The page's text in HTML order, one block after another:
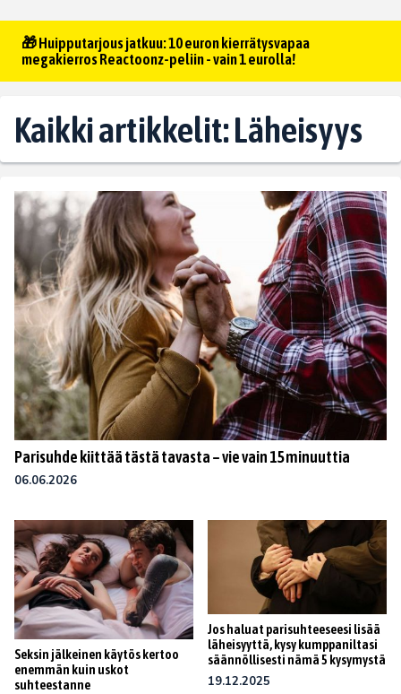
🎁 Huipputarjous jatkuu: 10 euron kierrätysvapaa
megakierros Reactoonz-peliin - vain 1 eurolla!
Kaikki artikkelit: Läheisyys
Parisuhde kiittää tästä tavasta – vie vain 15 minuuttia
06.06.2026
Seksin jälkeinen käytös kertoo
enemmän kuin uskot
suhteestanne
Jos haluat parisuhteeseesi lisää
läheisyyttä, kysy kumppaniltasi
säännöllisesti nämä 5 kysymystä
19.12.2025